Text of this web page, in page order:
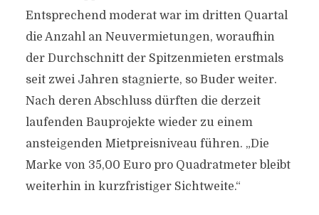
Entsprechend moderat war im dritten Quartal
die Anzahl an Neuvermietungen, woraufhin
der Durchschnitt der Spitzenmieten erstmals
seit zwei Jahren stagnierte, so Buder weiter.
Nach deren Abschluss dürften die derzeit
laufenden Bauprojekte wieder zu einem
ansteigenden Mietpreisniveau führen. „Die
Marke von 35,00 Euro pro Quadratmeter bleibt
weiterhin in kurzfristiger Sichtweite.“